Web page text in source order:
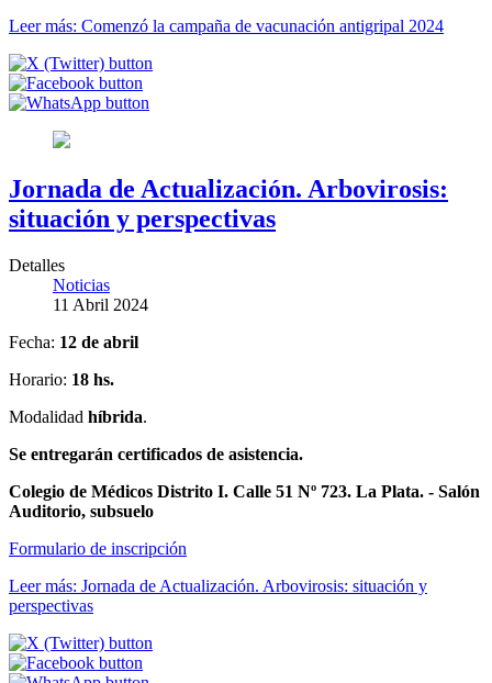
Leer más: Comenzó la campaña de vacunación antigripal 2024
Jornada de Actualización. Arbovirosis:
situación y perspectivas
Detalles
Noticias
11 Abril 2024
Fecha: 12 de abril
Horario: 18 hs.
Modalidad híbrida.
Se entregarán certificados de asistencia.
Colegio de Médicos Distrito I. Calle 51 Nº 723. La Plata. - Salón
Auditorio, subsuelo
Formulario de inscripción
Leer más: Jornada de Actualización. Arbovirosis: situación y
perspectivas